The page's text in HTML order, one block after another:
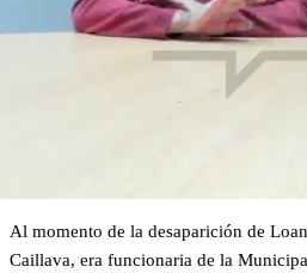
Al momento de la desaparición de
Caillava, era funcionaria de la